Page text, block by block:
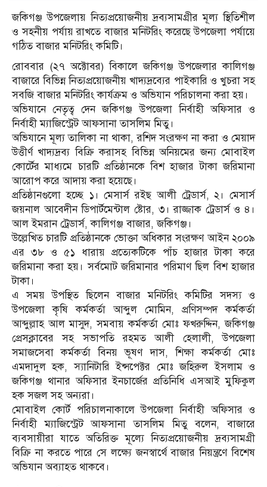
জকিগঞ্জ উপজেলায় নিত্যপ্রয়োজনীয় দ্রব্যসামগ্রীর মূল্য স্থিতিশীল
ও সহনীয় পর্যায় রাখতে বাজার মনিটরিং করেছে উপজেলা পর্যায়ে
গঠিত বাজার মনিটরিং কমিটি।
রোববার (২৭ অক্টোবর) বিকালে জকিগঞ্জ উপজেলার কালিগঞ্জ
বাজারে বিভিন্ন নিত্যপ্রয়োজনীয় খাদ্যদ্রব্যের পাইকারি ও খুচরা সহ
সবজি বাজার মনিটরিং কার্যক্রম ও অভিযান পরিচালনা করা হয়।
অভিযানে নেতৃত্ব দেন জকিগঞ্জ উপজেলা নির্বাহী অফিসার ও
নির্বাহী ম্যাজিস্ট্রেট আফসানা তাসলিম মিতু।
অভিযানে মূল্য তালিকা না থাকা, রশিদ সংরক্ষণ না করা ও মেয়াদ
উত্তীর্ণ খাদ্যদ্রব্য বিক্রি করাসহ বিভিন্ন অনিয়মের জন্য মোবাইল
কোর্টের মাধ্যমে চারটি প্রতিষ্ঠানকে বিশ হাজার টাকা জরিমানা
আরোপ করে আদায় করা হয়েছে।
প্রতিষ্ঠানগুলো হচ্ছে ১। মেসার্স রইছ আলী ট্রেডার্স, ২। মেসার্স
জয়নাল আবেদীন ডিপার্টমেন্টাল ষ্টোর, ৩। রাজ্জাক ট্রেডার্স ও ৪।
আল ইমরান ট্রেডার্স, কালিগঞ্জ বাজার, জকিগঞ্জ।
উল্লেখিত চারটি প্রতিষ্ঠানকে ভোক্তা অধিকার সংরক্ষণ আইন ২০০৯
এর ৩৮ ও ৫১ ধারায় প্রত্যেকটিকে পাঁচ হাজার টাকা করে
জরিমানা করা হয়। সর্বমোট জরিমানার পরিমাণ ছিল বিশ হাজার
টাকা।
এ সময় উপস্থিত ছিলেন বাজার মনিটরিং কমিটির সদস্য ও
উপজেলা কৃষি কর্মকর্তা আব্দুল মোমিন, প্রণিসম্পদ কর্মকর্তা
আব্দুল্লাহ আল মাসুদ, সমবায় কর্মকর্তা মোঃ ফখরুদ্দিন, জকিগঞ্জ
প্রেসক্লাবের সহ সভাপতি রহমত আলী হেলালী, উপজেলা
সমাজসেবা কর্মকর্তা বিনয় ভূষণ দাস, শিক্ষা কর্মকর্তা মোঃ
এমদাদুল হক, স্যানিটারি ইন্সপেক্টর মোঃ জহিরুল ইসলাম ও
জকিগঞ্জ থানার অফিসার ইনচার্জের প্রতিনিধি এসআই মুফিকুল
হক সজল সহ অন্যরা।
মোবাইল কোর্ট পরিচালনাকালে উপজেলা নির্বাহী অফিসার ও
নির্বাহী ম্যাজিস্ট্রেট আফসানা তাসলিম মিতু বলেন, বাজারে
ব্যবসায়ীরা যাতে অতিরিক্ত মূল্যে নিত্যপ্রয়োজনীয় দ্রব্যসামগ্রী
বিক্রি না করতে পারে সে লক্ষ্যে জনস্বার্থে বাজার নিয়ন্ত্রণে বিশেষ
অভিযান অব্যাহত থাকবে।